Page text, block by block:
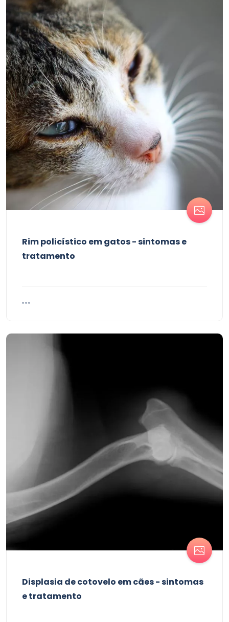
Rim policístico em gatos - sintomas e
tratamento
Displasia de cotovelo em cães - sintomas
e tratamento